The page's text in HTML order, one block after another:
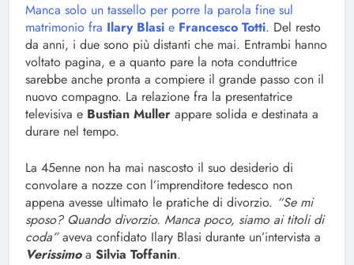
Manca solo un tassello per porre la parola fine sul
matrimonio fra Ilary Blasi e Francesco Totti. Del resto
da anni, i due sono più distanti che mai. Entrambi hanno
voltato pagina, e a quanto pare la nota conduttrice
sarebbe anche pronta a compiere il grande passo con il
nuovo compagno. La relazione fra la presentatrice
televisiva e Bustian Muller appare solida e destinata a
durare nel tempo.
La 45enne non ha mai nascosto il suo desiderio di
convolare a nozze con l’imprenditore tedesco non
appena avesse ultimato le pratiche di divorzio. “Se mi
sposo? Quando divorzio. Manca poco, siamo ai titoli di
coda”aveva confidato Ilary Blasi durante un’intervista a
Verissimoa Silvia Toffanin.